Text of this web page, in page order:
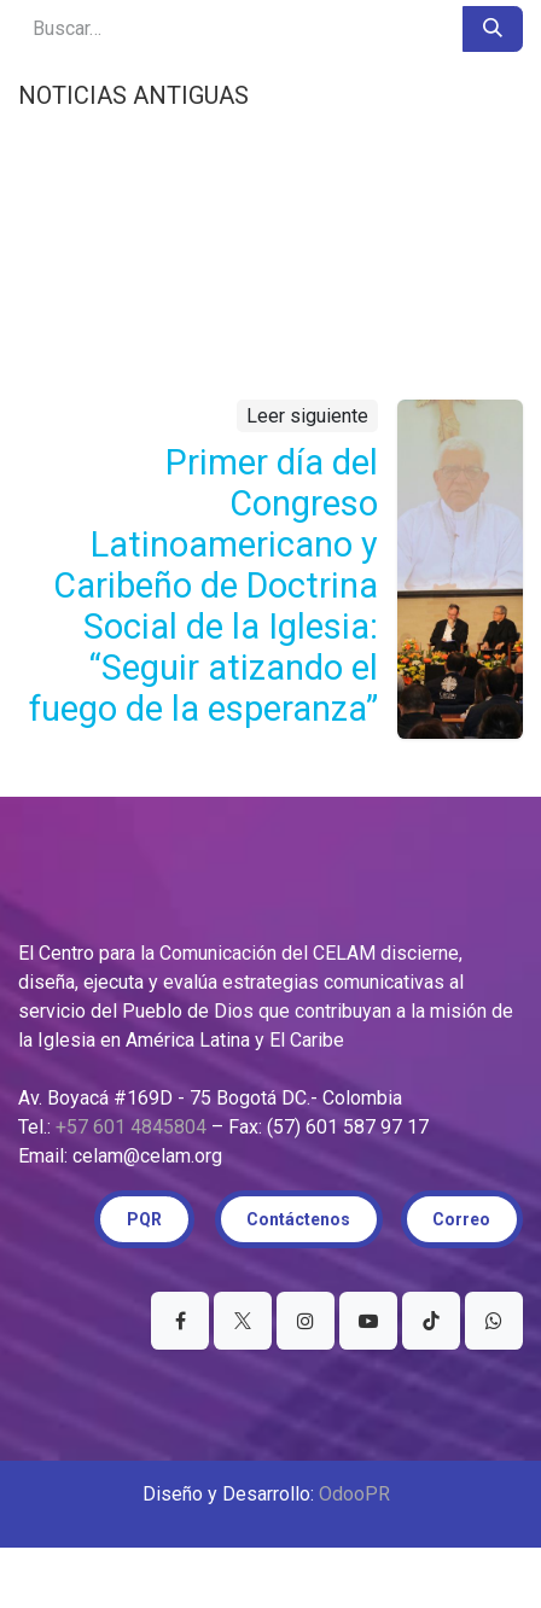
NOTICIAS ANTIGUAS
Leer siguiente
Primer día del
Congreso
Latinoamericano y
Caribeño de Doctrina
Social de la Iglesia:
“Seguir atizando el
fuego de la esperanza”
El Centro para la Comunicación del CELAM discierne,
diseña, ejecuta y evalúa estrategias comunicativas al
servicio del Pueblo de Dios que contribuyan a la misión de
la Iglesia en América Latina y El Caribe
Av. Boyacá #169D - 75 Bogotá DC.- Colombia
Tel.: +57 601 4845804 – Fax: (57) 601 587 97 17
Email: celam@celam.org
PQR Contáctenos Correo
Diseño y Desarrollo: OdooPR